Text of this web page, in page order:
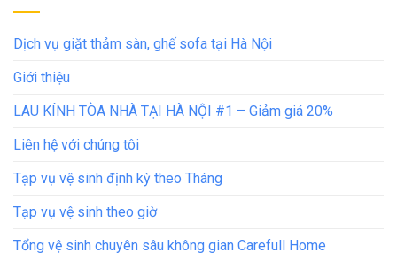
Dịch vụ giặt thảm sàn, ghế sofa tại Hà Nội
Giới thiệu
LAU KÍNH TÒA NHÀ TẠI HÀ NỘI #1 – Giảm giá 20%
Liên hệ với chúng tôi
Tạp vụ vệ sinh định kỳ theo Tháng
Tạp vụ vệ sinh theo giờ
Tổng vệ sinh chuyên sâu không gian Carefull Home